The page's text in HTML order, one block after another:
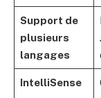
Support de
plusieurs
langages
IntelliSense